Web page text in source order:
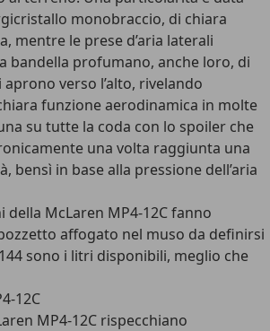
monobraccio, di chiara
mentre le prese d’aria laterali
bandella profumano, anche loro, di
verso l’alto, rivelando
chiara funzione aerodinamica in molte
su tutte la coda con lo spoiler che
una volta raggiunta una
bensì in base alla pressione dell’aria
McLaren MP4-12C fanno
affogato nel muso da definirsi
sono i litri disponibili, meglio che
12C
MP4-12C rispecchiano